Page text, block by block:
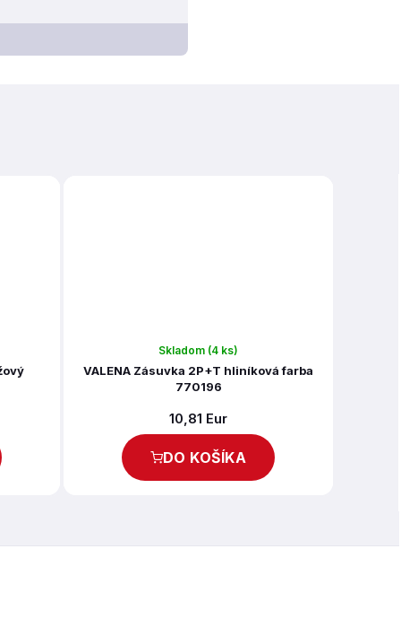
Skladom (4 ks)
VALENA Zásuvka 2P+T hliníková farba
770196
10,81 Eur
DO KOŠÍKA